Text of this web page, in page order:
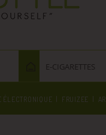
E-CIGARETTES
ÉLECTRONIQUE FRUIZEE